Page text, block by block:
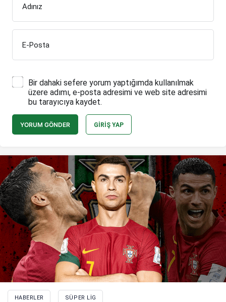
Adınız
E-Posta
Bir dahaki sefere yorum yaptığımda kullanılmak
üzere adımı, e-posta adresimi ve web site adresimi
bu tarayıcıya kaydet.
YORUM GÖNDER GIRIŞ YAP
HABERLER SÜPER LIG